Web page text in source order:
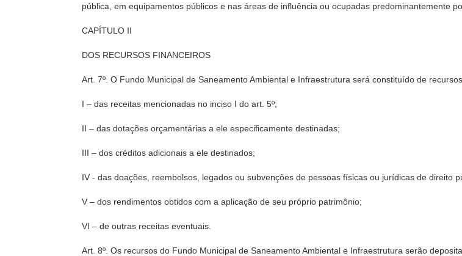
pública, em equipamentos públicos e nas áreas de influência ou ocupadas predominantemente
CAPÍTULO II
DOS RECURSOS FINANCEIROS
Art. 7º. O Fundo Municipal de Saneamento Ambiental e Infraestrutura será constituído de
I – das receitas mencionadas no inciso I do art. 5º;
II – das dotações orçamentárias a ele especificamente destinadas;
III – dos créditos adicionais a ele destinados;
IV - das doações, reembolsos, legados ou subvenções de pessoas físicas ou jurídicas de direito
V – dos rendimentos obtidos com a aplicação de seu próprio patrimônio;
VI – de outras receitas eventuais.
Art. 8º. Os recursos do Fundo Municipal de Saneamento Ambiental e Infraestrutura serão